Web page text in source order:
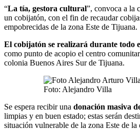
“La tía, gestora cultural”, convoca a la
un cobijatón, con el fin de recaudar
empobrecidas de la zona Este de Tijuana.
El cobijatón se realizará durante todo
como punto de acopio el centro
colonia Buenos Aires Sur de Tijuana.
Foto: Alejandro Villa
Se espera recibir una donación masiva
limpias y en buen estado; estas serán
situación vulnerable de la zona Este de la